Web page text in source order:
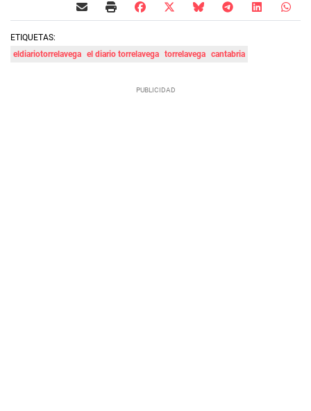
ETIQUETAS:
eldiariotorrelavega el diario torrelavega torrelavega cantabria